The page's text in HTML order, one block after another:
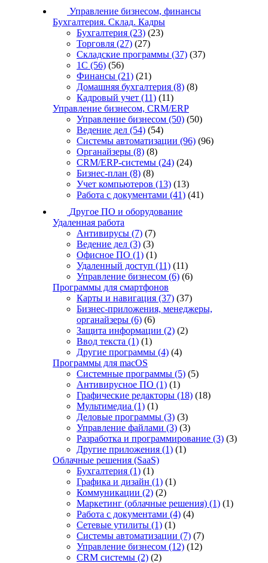
Управление бизнесом, финансы
Бухгалтерия. Склад. Кадры
Бухгалтерия (23) (23)
Торговля (27) (27)
Складские программы (37) (37)
1С (56) (56)
Финансы (21) (21)
Домашняя бухгалтерия (8) (8)
Кадровый учет (11) (11)
Управление бизнесом, CRM/ERP
Управление бизнесом (50) (50)
Ведение дел (54) (54)
Системы автоматизации (96) (96)
Органайзеры (8) (8)
CRM/ERP-системы (24) (24)
Бизнес-план (8) (8)
Учет компьютеров (13) (13)
Работа с документами (41) (41)
Другое ПО и оборудование
Удаленная работа
Антивирусы (7) (7)
Ведение дел (3) (3)
Офисное ПО (1) (1)
Удаленный доступ (11) (11)
Управление бизнесом (6) (6)
Программы для смартфонов
Карты и навигация (37) (37)
Бизнес-приложения, менеджеры,
органайзеры (6) (6)
Защита информации (2) (2)
Ввод текста (1) (1)
Другие программы (4) (4)
Программы для macOS
Системные программы (5) (5)
Антивирусное ПО (1) (1)
Графические редакторы (18) (18)
Мультимедиа (1) (1)
Деловые программы (3) (3)
Управление файлами (3) (3)
Разработка и программирование (3) (3)
Другие приложения (1) (1)
Облачные решения (SaaS)
Бухгалтерия (1) (1)
Графика и дизайн (1) (1)
Коммуникации (2) (2)
Маркетинг (облачные решения) (1) (1)
Работа с документами (4) (4)
Сетевые утилиты (1) (1)
Системы автоматизации (7) (7)
Управление бизнесом (12) (12)
CRM системы (2) (2)